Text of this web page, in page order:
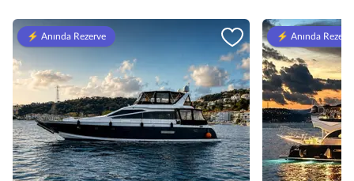
⚡️ Anında Rezerve ⚡️ Anında